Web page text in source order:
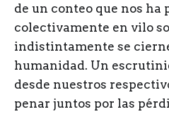
de un conteo que nos ha
colectivamente en vilo
indistintamente se
humanidad. Un
desde nuestros
penar juntos por las